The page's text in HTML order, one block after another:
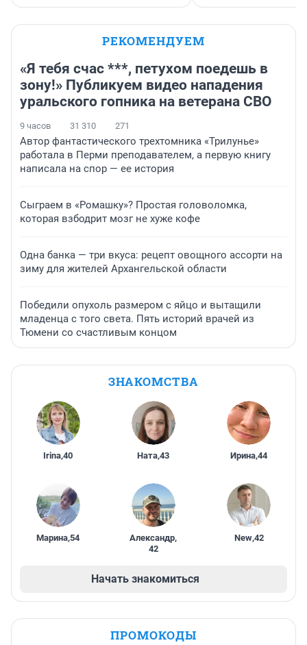
РЕКОМЕНДУЕМ
«Я тебя счас ***, петухом поедешь в
зону!» Публикуем видео нападения
уральского гопника на ветерана СВО
9 часов 31 310 271
Автор фантастического трехтомника «Трилунье»
работала в Перми преподавателем, а первую книгу
написала на спор — ее история
Сыграем в «Ромашку»? Простая головоломка,
которая взбодрит мозг не хуже кофе
Одна банка — три вкуса: рецепт овощного ассорти на
зиму для жителей Архангельской области
Победили опухоль размером с яйцо и вытащили
младенца с того света. Пять историй врачей из
Тюмени со счастливым концом
ЗНАКОМСТВА
Irina,40 Ната,43 Ирина,44
Марина,54 Александр,
42
New,42
Начать знакомиться
ПРОМОКОДЫ